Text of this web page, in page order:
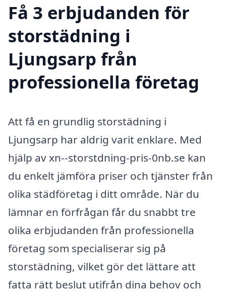
Få 3 erbjudanden för
storstädning i
Ljungsarp från
professionella företag
Att få en grundlig storstädning i
Ljungsarp har aldrig varit enklare. Med
hjälp av xn--storstdning-pris-0nb.se kan
du enkelt jämföra priser och tjänster från
olika städföretag i ditt område. När du
lämnar en förfrågan får du snabbt tre
olika erbjudanden från professionella
företag som specialiserar sig på
storstädning, vilket gör det lättare att
fatta rätt beslut utifrån dina behov och